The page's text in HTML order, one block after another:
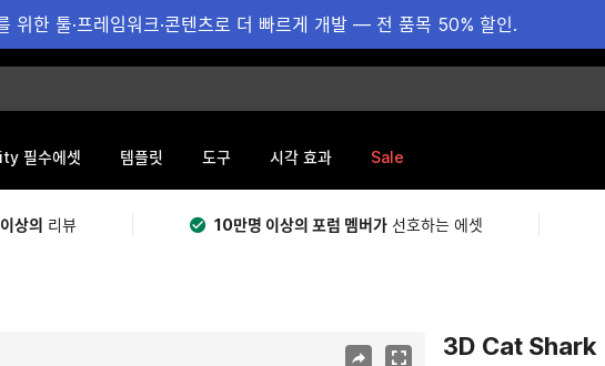
위한 툴·프레임워크·콘텐츠로 더 빠르게 개발 — 전 품목 50% 할인.
필수에셋 템플릿 도구 시각 효과 Sale
상의 리뷰 10만명 이상의 포럼 멤버가 선호하는 에셋
3D Cat Shark